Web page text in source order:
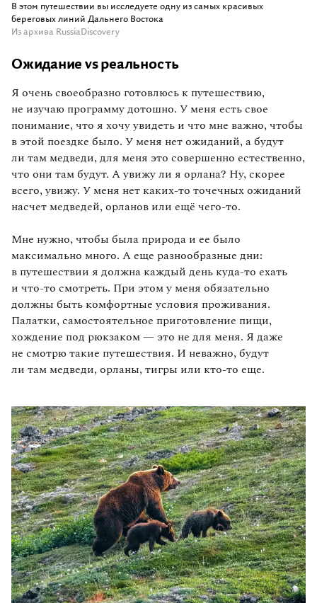
В этом путешествии вы исследуете одну из самых красивых
береговых линий Дальнего Востока
Из архива RussiaDiscovery
Ожидание vs реальность
Я очень своеобразно готовлюсь к путешествию,
не изучаю программу дотошно. У меня есть свое
понимание, что я хочу увидеть и что мне важно, чтобы
в этой поездке было. У меня нет ожиданий, а будут
ли там медведи, для меня это совершенно естественно,
что они там будут. А увижу ли я орлана? Ну, скорее
всего, увижу. У меня нет каких‑то точечных ожиданий
насчет медведей, орланов или ещё чего‑то.
Мне нужно, чтобы была природа и ее было
максимально много. А еще разнообразные дни:
в путешествии я должна каждый день куда‑то ехать
и что‑то смотреть. При этом у меня обязательно
должны быть комфортные условия проживания.
Палатки, самостоятельное приготовление пищи,
хождение под рюкзаком — это не для меня. Я даже
не смотрю такие путешествия. И неважно, будут
ли там медведи, орланы, тигры или кто‑то еще.